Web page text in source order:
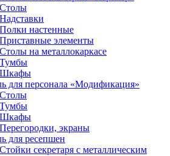
Столы
Надставки
Полки настенные
Приставные элементы
Столы на металлокаркасе
Тумбы
Шкафы
для персонала «Модификация»
Столы
Тумбы
Шкафы
Перегородки, экраны
для ресепшен
Стойки секретаря с металлическим